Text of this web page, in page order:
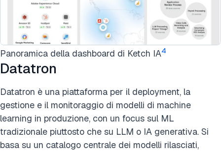
Panoramica della dashboard di Ketch IA4
Datatron
Datatron è una piattaforma per il deployment, la
gestione e il monitoraggio di modelli di machine
learning in produzione, con un focus sul ML
tradizionale piuttosto che su LLM o IA generativa. Si
basa su un catalogo centrale dei modelli rilasciati,